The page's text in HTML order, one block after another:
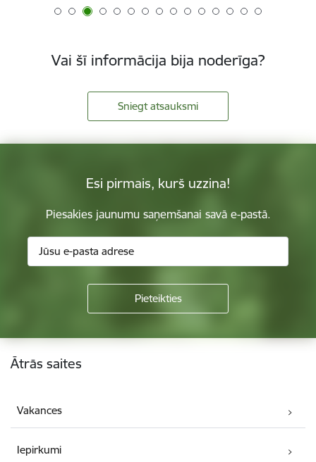
Vai šī informācija bija noderīga?
Sniegt atsauksmi
Esi pirmais, kurš uzzina!
Piesakies jaunumu saņemšanai savā e-pastā.
Kājene
Ātrās saites
Vakances
Iepirkumi